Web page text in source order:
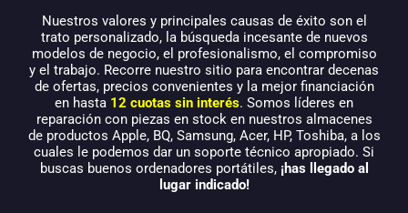
Nuestros valores y principales causas de éxito son el
trato personalizado, la búsqueda incesante de nuevos
modelos de negocio, el profesionalismo, el compromiso
y el trabajo. Recorre nuestro sitio para encontrar decenas
de ofertas, precios convenientes y la mejor financiación
en hasta 12 cuotas sin interés. Somos líderes en
reparación con piezas en stock en nuestros almacenes
de productos Apple, BQ, Samsung, Acer, HP, Toshiba, a los
cuales le podemos dar un soporte técnico apropiado. Si
buscas buenos ordenadores portátiles, ¡has llegado al
lugar indicado!